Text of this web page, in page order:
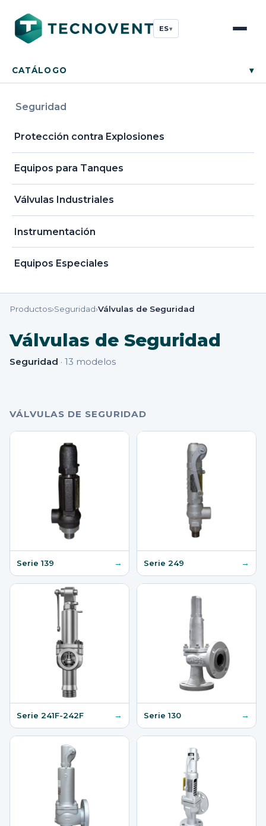
ES▾
CATÁLOGO ▾
Seguridad
Protección contra Explosiones
Equipos para Tanques
Válvulas Industriales
Instrumentación
Equipos Especiales
Productos›Seguridad›Válvulas de Seguridad
Válvulas de Seguridad
Seguridad · 13 modelos
VÁLVULAS DE SEGURIDAD
Serie 139 → Serie 249 →
Serie 241F-242F → Serie 130 →